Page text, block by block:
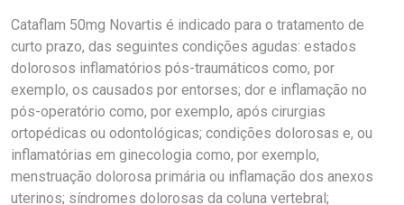
Cataflam 50mg Novartis é indicado para o tratamento de
curto prazo, das seguintes condições agudas: estados
dolorosos inflamatórios pós-traumáticos como, por
exemplo, os causados por entorses; dor e inflamação no
pós-operatório como, por exemplo, após cirurgias
ortopédicas ou odontológicas; condições dolorosas e, ou
inflamatórias em ginecologia como, por exemplo,
menstruação dolorosa primária ou inflamação dos anexos
uterinos; síndromes dolorosas da coluna vertebral;